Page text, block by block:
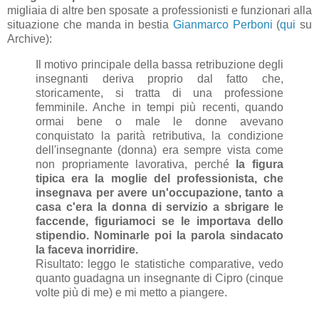
migliaia di altre ben sposate a professionisti e funzionari alla
situazione che manda in bestia Gianmarco Perboni (qui su
Archive):
Il motivo principale della bassa retribuzione degli
insegnanti deriva proprio dal fatto che,
storicamente, si tratta di una professione
femminile. Anche in tempi più recenti, quando
ormai bene o male le donne avevano
conquistato la parità retributiva, la condizione
dell'insegnante (donna) era sempre vista come
non propriamente lavorativa, perché
la figura
tipica era la moglie del professionista, che
insegnava per avere un'occupazione, tanto a
casa c'era la donna di servizio a sbrigare le
faccende, figuriamoci se le importava dello
stipendio. Nominarle poi la parola sindacato
la faceva inorridire.
Risultato: leggo le statistiche comparative, vedo
quanto guadagna un insegnante di Cipro (cinque
volte più di me) e mi metto a piangere.